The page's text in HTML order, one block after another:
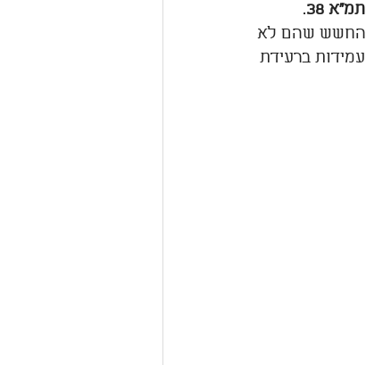
תמ"א 38
.
כאשר החשש שהם לא
חזקה ויקרסו. מבנים שאינם עומדים בתקן הישראלי 413 של עמידות ברעידת